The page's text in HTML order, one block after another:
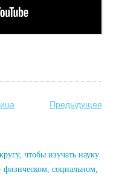
Предыдущее
чтобы изучать науку
физическом, социальном,